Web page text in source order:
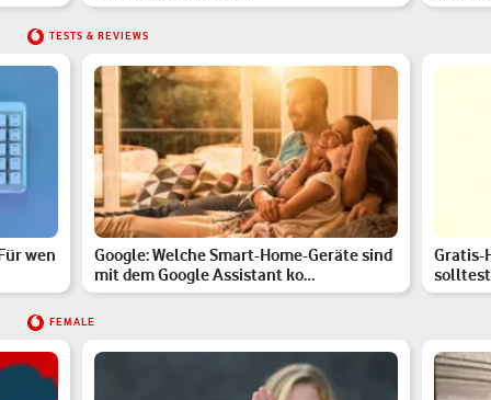
TESTS & REVIEWS
wen
Google: Welche Smart-Home-Geräte sind
mit dem Google Assistant ko…
Gratis-
FEMALE